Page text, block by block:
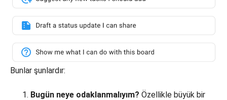
Bunlar şunlardır:
Bugün neye odaklanmalıyım? Özellikle büyük bir